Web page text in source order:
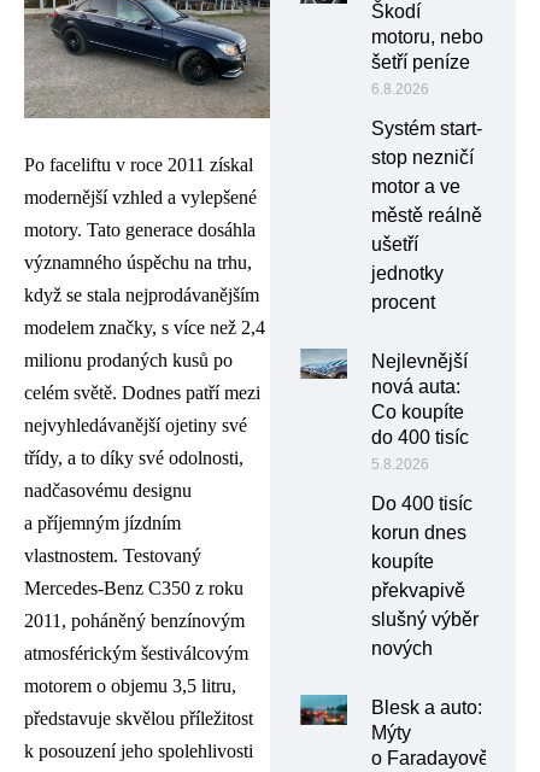
Po faceliftu v roce 2011 získal
modernější vzhled a vylepšené
motory. Tato generace dosáhla
významného úspěchu na trhu,
když se stala nejprodávanějším
modelem značky, s více než 2,4
milionu prodaných kusů po
celém světě. Dodnes patří mezi
nejvyhledávanější ojetiny své
třídy, a to díky své odolnosti,
nadčasovému designu
a příjemným jízdním
vlastnostem. Testovaný
Mercedes-Benz C350 z roku
2011, poháněný benzínovým
atmosférickým šestiválcovým
motorem o objemu 3,5 litru,
představuje skvělou příležitost
k posouzení jeho spolehlivosti
Škodí
motoru, nebo
šetří peníze
6.8.2026
Systém start-
stop nezničí
motor a ve
městě reálně
ušetří
jednotky
procent
Nejlevnější
nová auta:
Co koupíte
do 400 tisíc
5.8.2026
Do 400 tisíc
korun dnes
koupíte
překvapivě
slušný výběr
nových
Blesk a auto:
Mýty
o Faradayově